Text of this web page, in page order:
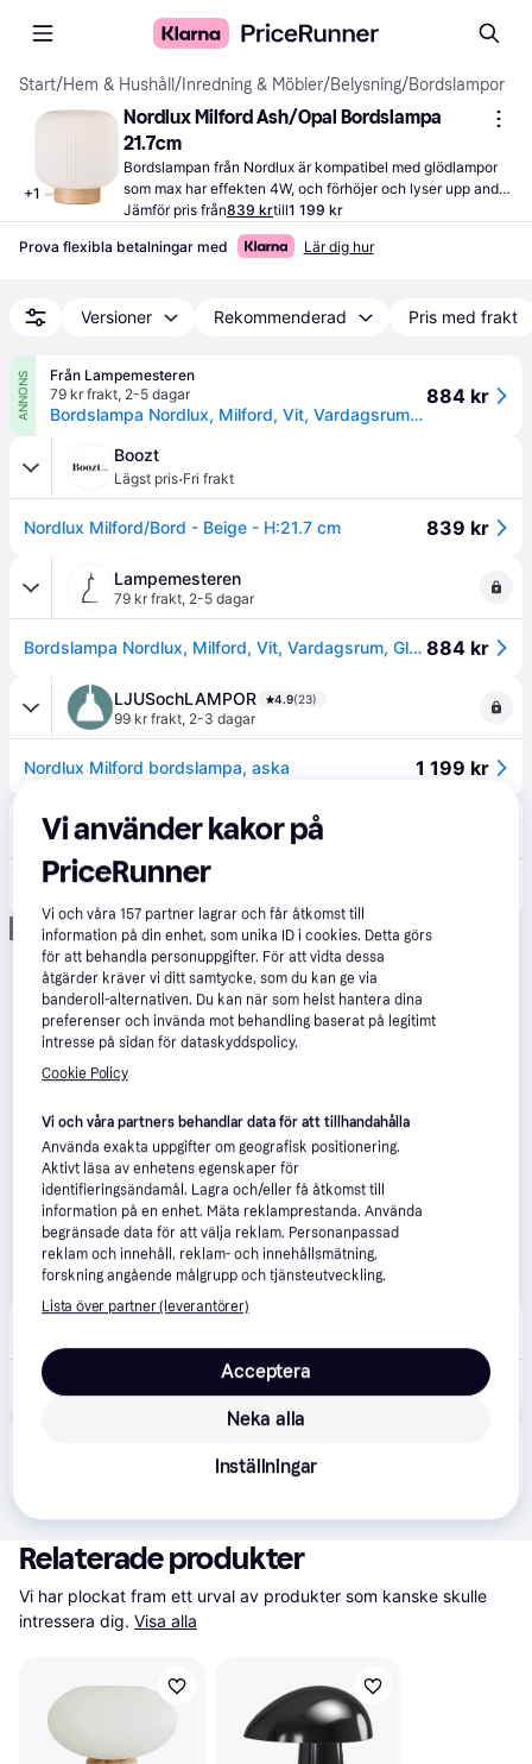
Start/Hem & Hushåll / Inredning & Möbler/Belysning/Bordslampor
+1
Nordlux Milford Ash/Opal Bordslampa
21.7cm
Bordslampan från Nordlux är kompatibel med glödlampor
som max har effekten 4W, och förhöjer och lyser upp andra
detaljer i rummet.
Jämför pris från839 krtill1 199 kr
Prova flexibla betalningar med Lär dig hur
Versioner Rekommenderad Pris med frakt
ANNONS
Från Lampemesteren
79 kr frakt, 2-5 dagar
Bordslampa Nordlux, Milford, Vit, Vardagsrum, Glas, Skandinavisk
884 kr
Boozt
Lägst pris·Fri frakt
Nordlux Milford/Bord - Beige - H:21.7 cm 839 kr
Lampemesteren
79 kr frakt, 2-5 dagar
Bordslampa Nordlux, Milford, Vit, Vardagsrum, Glas, Skandinavisk 884 kr
LJUSochLAMPOR 4.9(23)
99 kr frakt, 2-3 dagar
Nordlux Milford bordslampa, aska 1 199 kr
Folkhemmet
Nordlux - Milford Natur Bordslampa
Annons
Proffsmagasinet
Nordlux Milford Bordslampa ask 1 050 kr
samarbeta med PriceRunner.
Relaterade produkter
Vi har plockat fram ett urval av produkter som kanske skulle
intressera dig. Visa alla
Vi använder kakor på
PriceRunner
Vi och våra157 partner lagrar och får åtkomst till
information på din enhet, som unika ID i cookies. Detta görs
för att behandla personuppgifter. För att vidta dessa
åtgärder kräver vi ditt samtycke, som du kan ge via
banderoll-alternativen. Du kan när som helst hantera dina
preferenser och invända mot behandling baserat på legitimt
intresse på sidan för dataskyddspolicy.
Cookie Policy
Vi och våra partners behandlar data för att tillhandahålla
Använda exakta uppgifter om geografisk positionering.
Aktivt läsa av enhetens egenskaper för
identifieringsändamål. Lagra och/eller få åtkomst till
information på en enhet. Mäta reklamprestanda. Använda
begränsade data för att välja reklam. Personanpassad
reklam och innehåll, reklam- och innehållsmätning,
forskning angående målgrupp och tjänsteutveckling.
Lista över partner (leverantörer)
Neka alla
Acceptera
Inställningar